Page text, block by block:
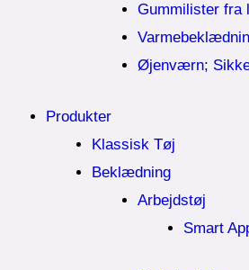
Gummilister fra
Øjenværn;
Produkter
Klassisk Tøj
Beklædning
Arbejdstøj
Smart